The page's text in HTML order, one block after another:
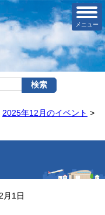
メニュー
2025年12月のイベント >
1日